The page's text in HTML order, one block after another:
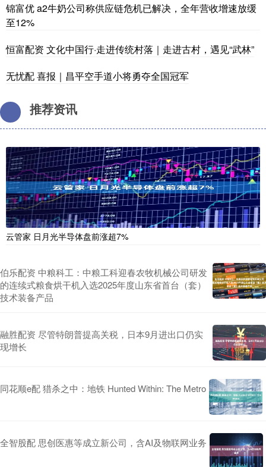
锦富优 a2牛奶公司称供应链危机已解决，全年营收增速放缓
至12%
恒富配资 文化中国行·走进传统村落｜走进古村，遇见“武林”
无忧配 喜报｜昌平空手道小将勇夺全国冠军
推荐资讯
云管家 日月光半导体盘前涨超7%
伯乐配资 中粮科工：中粮工科迎春农牧机械公司研发
的连续式粮食烘干机入选2025年度山东省首台（套）
技术装备产品
融胜配资 尽管特朗普提高关税，日本9月进出口仍实
现增长
同花顺e配 猎杀之中：地铁 Hunted Within: The Metro
全智股配 思创医惠等成立新公司，含AI及物联网业务